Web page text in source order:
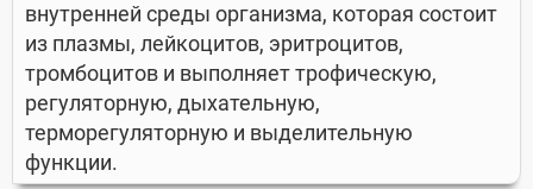
внутренней среды организма, которая состоит
из плазмы, лейкоцитов, эритроцитов,
тромбоцитов и выполняет трофическую,
регуляторную, дыхательную,
терморегуляторную и выделительную
функции.